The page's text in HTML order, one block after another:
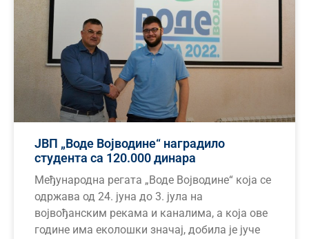
ЈВП „Воде Војводине“ наградило
студента са 120.000 динара
Међународна регата „Воде Војводине“ која се
одржава од 24. јуна до 3. јула на
војвођанским рекама и каналима, а која ове
године има еколошки значај, добила је јуче